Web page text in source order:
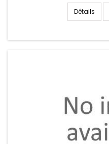
Détails